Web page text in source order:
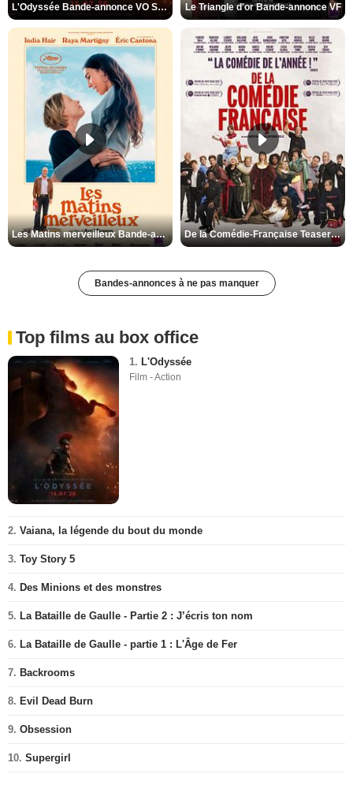
L'Odyssée Bande-annonce VO STFR Le Triangle d'or Bande-annonce VF
Les Matins merveilleux Bande-annonce VF De la Comédie-Française Teaser VF
Bandes-annonces à ne pas manquer
Top films au box office
1. L'Odyssée
Film - Action
2. Vaiana, la légende du bout du monde
3. Toy Story 5
4. Des Minions et des monstres
5. La Bataille de Gaulle - Partie 2 : J’écris ton nom
6. La Bataille de Gaulle - partie 1 : L'Âge de Fer
7. Backrooms
8. Evil Dead Burn
9. Obsession
10. Supergirl